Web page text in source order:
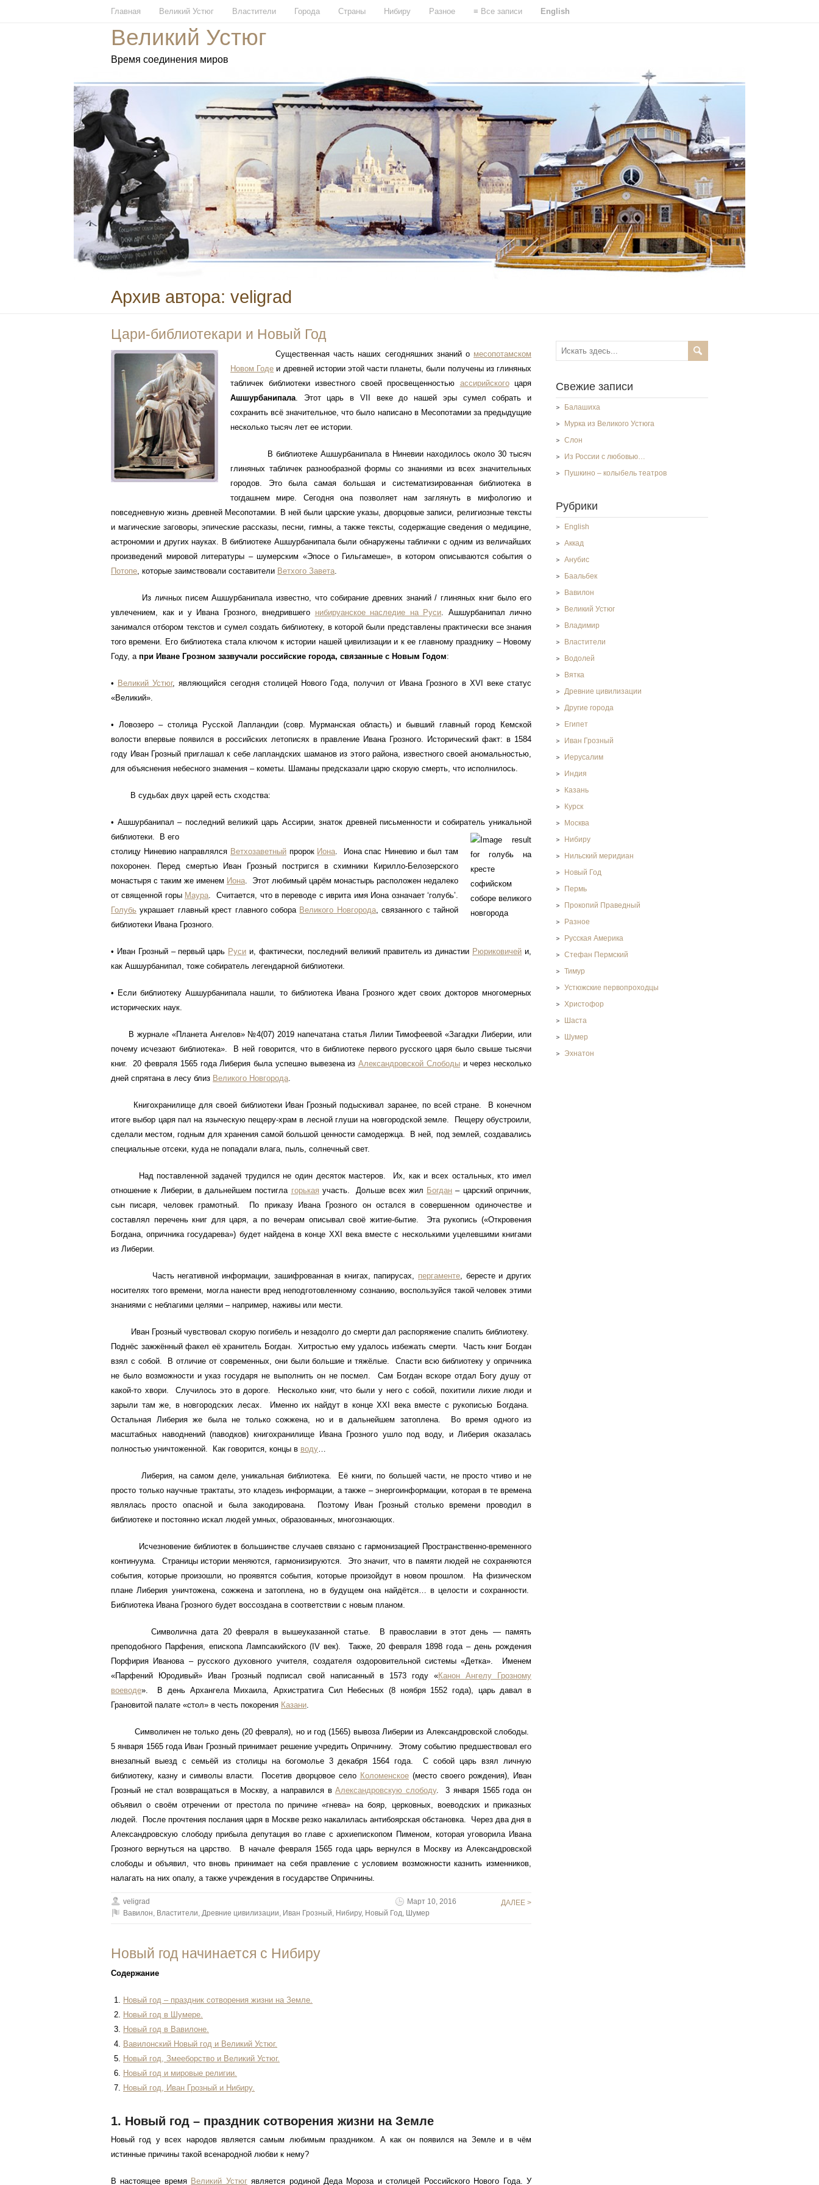
Главная Великий Устюг Властители Города Страны Нибиру Разное ≡ Все записи English
Великий Устюг
Время соединения миров
Архив автора: veligrad
Цари-библиотекари и Новый Год
Существенная часть наших сегодняшних знаний о месопотамском
Новом Годе и древней истории этой части планеты, были получены из глиняных
табличек библиотеки известного своей просвещенностью ассирийскогоцаря
Ашшурбанипала. Этот царь в VII веке до нашей эры сумел собрать и
сохранить всё значительное, что было написано в Месопотамии за предыдущие
несколько тысяч лет ее истории.
В библиотеке Ашшурбанипала в Ниневии находилось около 30 тысяч
глиняных табличек разнообразной формы со знаниями из всех значительных
городов. Это была самая большая и систематизированная библиотека в
тогдашнем мире. Сегодня она позволяет нам заглянуть в мифологию и
повседневную жизнь древней Месопотамии. В ней были царские указы, дворцовые записи, религиозные тексты
и магические заговоры, эпические рассказы, песни, гимны, а также тексты, содержащие сведения о медицине,
астрономии и других науках. В библиотеке Ашшурбанипала были обнаружены таблички с одним из величайших
произведений мировой литературы – шумерским «Эпосе о Гильгамеше», в котором описываются события о
Потопе, которые заимствовали составители Ветхого Завета.
Из личных писем Ашшурбанипала известно, что собирание древних знаний / глиняных книг было его
увлечением, как и у Ивана Грозного, внедрившего нибируанское наследие на Руси. Ашшурбанипал лично
занимался отбором текстов и сумел создать библиотеку, в которой были представлены практически все знания
того времени. Его библиотека стала ключом к истории нашей цивилизации и к ее главному празднику – Новому
Году, а при Иване Грозном зазвучали российские города, связанные с Новым Годом:
• Великий Устюг, являющийся сегодня столицей Нового Года, получил от Ивана Грозного в XVI веке статус
«Великий».
• Ловозеро – столица Русской Лапландии (совр. Мурманская область) и бывший главный город Кемской
волости впервые появился в российских летописях в правление Ивана Грозного. Исторический факт: в 1584
году Иван Грозный приглашал к себе лапландских шаманов из этого района, известного своей аномальностью,
для объяснения небесного знамения – кометы. Шаманы предсказали царю скорую смерть, что исполнилось.
В судьбах двух царей есть сходства:
• Ашшурбанипал – последний великий царь Ассирии, знаток древней письменности и собиратель уникальной
библиотеки. В его
столицу Ниневию направлялся Ветхозаветный пророк Иона. Иона спас Ниневию и был там
похоронен. Перед смертью Иван Грозный постригся в схимники Кирилло-Белозерского
монастыря с таким же именем Иона. Этот любимый царём монастырь расположен недалеко
от священной горы Маура. Считается, что в переводе с иврита имя Иона означает ‘голубь’.
Голубь украшает главный крест главного собора Великого Новгорода, связанного с тайной
библиотеки Ивана Грозного.
• Иван Грозный – первый царь Руси и, фактически, последний великий правитель из династии Рюриковичей и,
как Ашшурбанипал, тоже собиратель легендарной библиотеки.
• Если библиотеку Ашшурбанипала нашли, то библиотека Ивана Грозного ждет своих докторов многомерных
исторических наук.
В журнале «Планета Ангелов» №4(07) 2019 напечатана статья Лилии Тимофеевой «Загадки Либерии, или
почему исчезают библиотека». В ней говорится, что в библиотеке первого русского царя было свыше тысячи
книг. 20 февраля 1565 года Либерия была успешно вывезена изАлександровской Слободыи через несколько
дней спрятана в лесу близ Великого Новгорода.
Книгохранилище для своей библиотеки Иван Грозный подыскивал заранее, по всей стране. В конечном
итоге выбор царя пал на языческую пещеру-храм в лесной глуши на новгородской земле. Пещеру обустроили,
сделали местом, годным для хранения самой большой ценности самодержца. В ней, под землей, создавались
специальные отсеки, куда не попадали влага, пыль, солнечный свет.
Над поставленной задачей трудился не один десяток мастеров. Их, как и всех остальных, кто имел
отношение к Либерии, в дальнейшем постигла горькая участь. Дольше всех жил Богдан – царский опричник,
сын писаря, человек грамотный. По приказу Ивана Грозного он остался в совершенном одиночестве и
составлял перечень книг для царя, а по вечерам описывал своё житие-бытие. Эта рукопись («Откровения
Богдана, опричника государева») будет найдена в конце XXI века вместе с несколькими уцелевшими книгами
из Либерии.
Часть негативной информации, зашифрованная в книгах, папирусах, пергаменте, бересте и других
носителях того времени, могла нанести вред неподготовленному сознанию, воспользуйся такой человек этими
знаниями с неблагими целями – например, наживы или мести.
Иван Грозный чувствовал скорую погибель и незадолго до смерти дал распоряжение спалить библиотеку.
Поднёс зажжённый факел её хранитель Богдан. Хитростью ему удалось избежать смерти. Часть книг Богдан
взял с собой. В отличие от современных, они были большие и тяжёлые. Спасти всю библиотеку у опричника
не было возможности и указ государя не выполнить он не посмел. Сам Богдан вскоре отдал Богу душу от
какой-то хвори. Случилось это в дороге. Несколько книг, что были у него с собой, похитили лихие люди и
зарыли там же, в новгородских лесах. Именно их найдут в конце XXI века вместе с рукописью Богдана.
Остальная Либерия же была не только сожжена, но и в дальнейшем затоплена. Во время одного из
масштабных наводнений (паводков) книгохранилище Ивана Грозного ушло под воду, и Либерия оказалась
полностью уничтоженной. Как говорится, концы в воду…
Либерия, на самом деле, уникальная библиотека. Её книги, по большей части, не просто чтиво и не
просто только научные трактаты, это кладезь информации, а также – энергоинформации, которая в те времена
являлась просто опасной и была закодирована. Поэтому Иван Грозный столько времени проводил в
библиотеке и постоянно искал людей умных, образованных, многознающих.
Исчезновение библиотек в большинстве случаев связано с гармонизацией Пространственно-временного
континуума. Страницы истории меняются, гармонизируются. Это значит, что в памяти людей не сохраняются
события, которые произошли, но проявятся события, которые произойдут в новом прошлом. На физическом
плане Либерия уничтожена, сожжена и затоплена, но в будущем она найдётся… в целости и сохранности.
Библиотека Ивана Грозного будет воссоздана в соответствии с новым планом.
Символична дата 20 февраля в вышеуказанной статье. В православии в этот день — память
преподобного Парфения, епископа Лампсакийского (IV век). Также, 20 февраля 1898 года – день рождения
Порфирия Иванова – русского духовного учителя, создателя оздоровительной системы «Детка». Именем
«Парфений Юродивый» Иван Грозный подписал свой написанный в 1573 году «Канон Ангелу Грозному
воеводе». В день Архангела Михаила, Архистратига Сил Небесных (8 ноября 1552 года), царь давал в
Грановитой палате «стол» в честь покорения Казани.
Символичен не только день (20 февраля), но и год (1565) вывоза Либерии из Александровской слободы.
5 января 1565 года Иван Грозный принимает решение учредить Опричнину. Этому событию предшествовал его
внезапный выезд с семьёй из столицы на богомолье 3 декабря 1564 года. С собой царь взял личную
библиотеку, казну и символы власти. Посетив дворцовое село Коломенское(место своего рождения), Иван
Грозный не стал возвращаться в Москву, а направился вАлександровскую слободу. 3 января 1565 года он
объявил о своём отречении от престола по причине «гнева» на бояр, церковных, воеводских и приказных
людей. После прочтения послания царя в Москве резко накалилась антибоярская обстановка. Через два дня в
Александровскую слободу прибыла депутация во главе с архиепископом Пименом, которая уговорила Ивана
Грозного вернуться на царство. В начале февраля 1565 года царь вернулся в Москву из Александровской
слободы и объявил, что вновь принимает на себя правление с условием возможности казнить изменников,
налагать на них опалу, а также учреждения в государстве Опричнины.
veligrad
Март 10, 2016
Вавилон, Властители, Древние цивилизации, Иван Грозный, Нибиру, Новый Год, Шумер
ДАЛЕЕ >
Новый год начинается с Нибиру
Содержание
Новый год – праздник сотворения жизни на Земле.
Новый год в Шумере.
Новый год в Вавилоне.
Вавилонский Новый год и Великий Устюг.
Новый год, Змееборство и Великий Устюг.
Новый год и мировые религии.
Новый год, Иван Грозный и Нибиру.
1. Новый год – праздник сотворения жизни на Земле
Новый год у всех народов является самым любимым праздником. А как он появился на Земле и в чём
истинные причины такой всенародной любви к нему?
В настоящее время Великий Устюгявляется родиной Деда Мороза и столицей Российского Нового Года. У
Свежие записи
Балашиха
Мурка из Великого Устюга
Слон
Из России с любовью…
Пушкино – колыбель театров
Рубрики
English
Аккад
Анубис
Баальбек
Вавилон
Великий Устюг
Владимир
Властители
Водолей
Вятка
Древние цивилизации
Другие города
Египет
Иван Грозный
Иерусалим
Индия
Казань
Курск
Москва
Нибиру
Нильский меридиан
Новый Год
Пермь
Прокопий Праведный
Разное
Русская Америка
Стефан Пермский
Тимур
Устюжские первопроходцы
Христофор
Шаста
Шумер
Эхнатон